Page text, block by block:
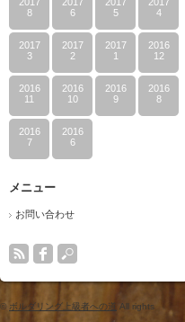
8
6
5
4
2017
3
2017
2
2017
1
2016
12
2016
11
2016
10
2016
9
2016
8
2016
7
2016
6
メニュー
お問い合わせ
© ボルダリング上級者への道 All rights